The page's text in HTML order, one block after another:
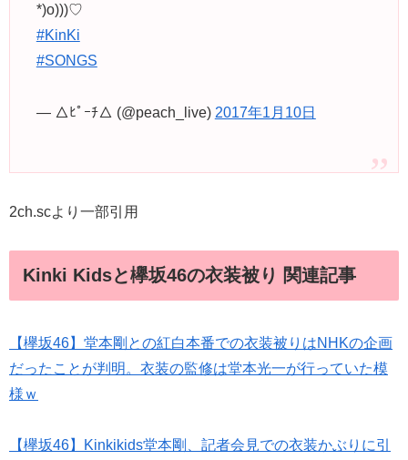
*)o)))♡
#KinKi
#SONGS
— △ﾋﾟｰﾁ△ (@peach_live) 2017年1月10日
2ch.scより一部引用
Kinki Kidsと欅坂46の衣装被り 関連記事
【欅坂46】堂本剛との紅白本番での衣装被りはNHKの企画
だったことが判明。衣装の監修は堂本光一が行っていた模
様ｗ
【欅坂46】Kinkikids堂本剛、記者会見での衣装かぶりに引